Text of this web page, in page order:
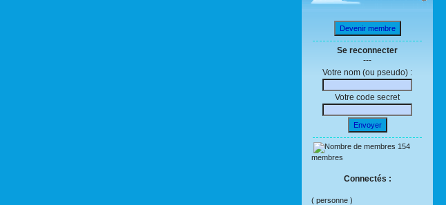
Devenir membre
Se reconnecter
---
Votre nom (ou pseudo) :
Votre code secret
Envoyer
154
membres
Connectés :
( personne )